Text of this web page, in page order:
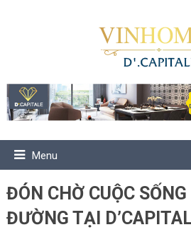
Menu
ĐÓN CHỜ CUỘC
ĐƯỜNG TẠI